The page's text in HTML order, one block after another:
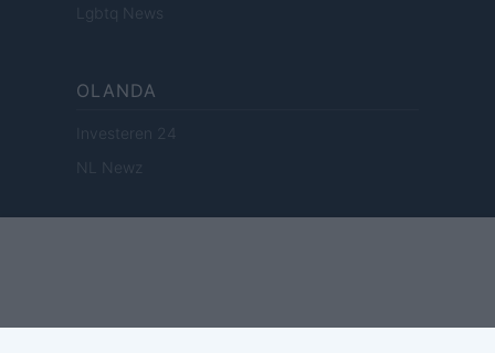
Lgbtq News
OLANDA
Investeren 24
NL Newz